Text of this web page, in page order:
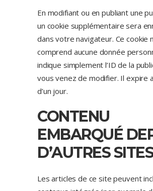
En modifiant ou en publiant une
un cookie supplémentaire sera
dans votre navigateur. Ce cookie
comprend aucune donnée
indique simplement l’ID de la
vous venez de modifier. Il expire
d’un jour.
CONTENU
EMBARQUÉ
D’AUTRES SITES
Les articles de ce site peuvent